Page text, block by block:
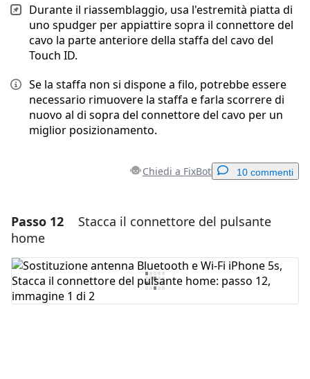
Durante il riassemblaggio, usa l'estremità piatta di
uno spudger per appiattire sopra il connettore del
cavo la parte anteriore della staffa del cavo del
Touch ID.
Se la staffa non si dispone a filo, potrebbe essere
necessario rimuovere la staffa e farla scorrere di
nuovo al di sopra del connettore del cavo per un
miglior posizionamento.
Chiedi a FixBot 10 commenti
Aggiungi un commento
Aggiungi Commento
Passo 12
Stacca il connettore del pulsante
home